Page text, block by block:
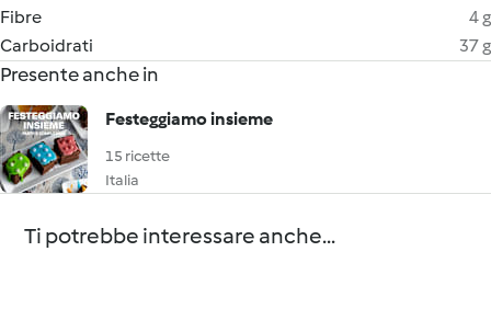
Fibre
4 g
Carboidrati
37 g
Presente anche in
Festeggiamo insieme
15 ricette
Italia
Ti potrebbe interessare anche...